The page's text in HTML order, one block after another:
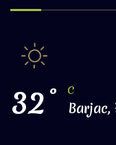
32 ° C
Barjac,